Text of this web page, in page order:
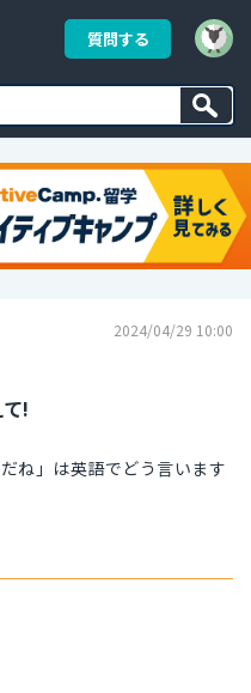
質問する
2024/04/29 10:00
!
ね」は英語でどう言います